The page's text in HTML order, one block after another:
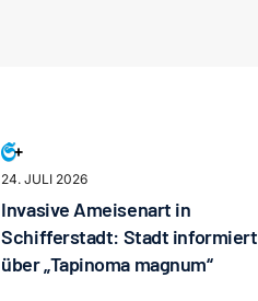
24. JULI 2026
Invasive Ameisenart in
Schifferstadt: Stadt informiert
über „Tapinoma magnum“